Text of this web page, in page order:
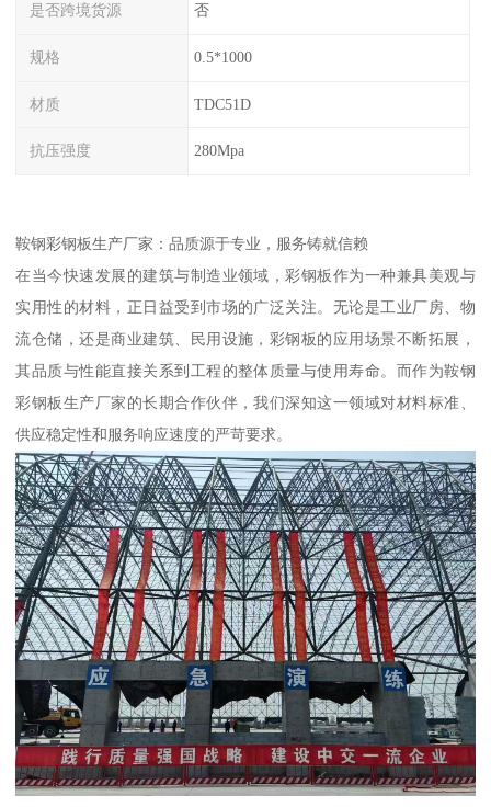
是否跨境货源 否
规格 0.5*1000
材质 TDC51D
抗压强度 280Mpa
鞍钢彩钢板生产厂家：品质源于专业，服务铸就信赖
在当今快速发展的建筑与制造业领域，彩钢板作为一种兼具美观与
实用性的材料，正日益受到市场的广泛关注。无论是工业厂房、物
流仓储，还是商业建筑、民用设施，彩钢板的应用场景不断拓展，
其品质与性能直接关系到工程的整体质量与使用寿命。而作为鞍钢
彩钢板生产厂家的长期合作伙伴，我们深知这一领域对材料标准、
供应稳定性和服务响应速度的严苛要求。